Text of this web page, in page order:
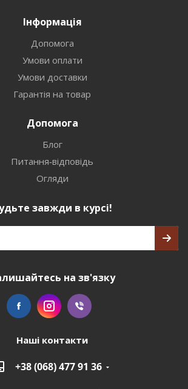
Інформація
Допомога
Умови оплати
Умови доставки
Гарантія на товар
Допомога
Блог
Питання-відповідь
Огляди
завжди в курсі!
на зв'язку
Наші контакти
+38 (068) 477 91 36